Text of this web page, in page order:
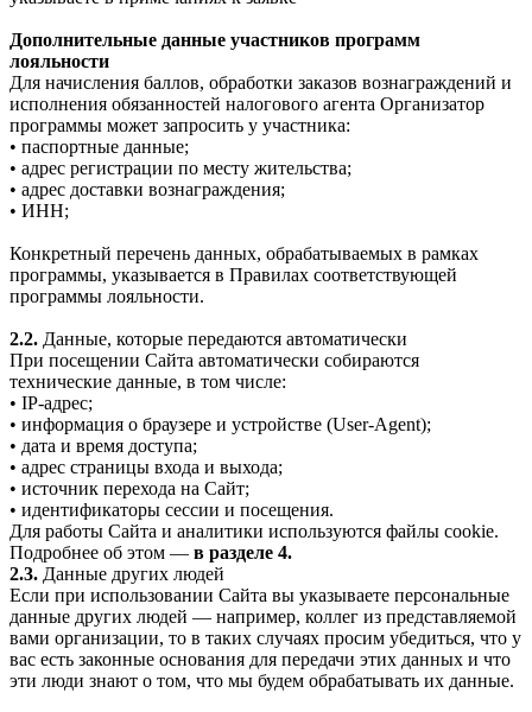
Дополнительные данные участников программ
лояльности
Для начисления баллов, обработки заказов вознаграждений и
исполнения обязанностей налогового агента Организатор
программы может запросить у участника:
• паспортные данные;
• адрес регистрации по месту жительства;
• адрес доставки вознаграждения;
• ИНН;
Конкретный перечень данных, обрабатываемых в рамках
программы, указывается в Правилах соответствующей
программы лояльности.
2.2. Данные, которые передаются автоматически
При посещении Сайта автоматически собираются
технические данные, в том числе:
• IP-адрес;
• информация о браузере и устройстве (User-Agent);
• дата и время доступа;
• адрес страницы входа и выхода;
• источник перехода на Сайт;
• идентификаторы сессии и посещения.
Для работы Сайта и аналитики используются файлы cookie.
Подробнее об этом — в разделе 4.
2.3. Данные других людей
Если при использовании Сайта вы указываете персональные
данные других людей — например, коллег из представляемой
вами организации, то в таких случаях просим убедиться, что у
вас есть законные основания для передачи этих данных и что
эти люди знают о том, что мы будем обрабатывать их данные.